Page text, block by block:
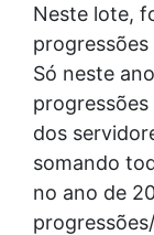
Neste lote,
Só neste
dos
somando
no ano de